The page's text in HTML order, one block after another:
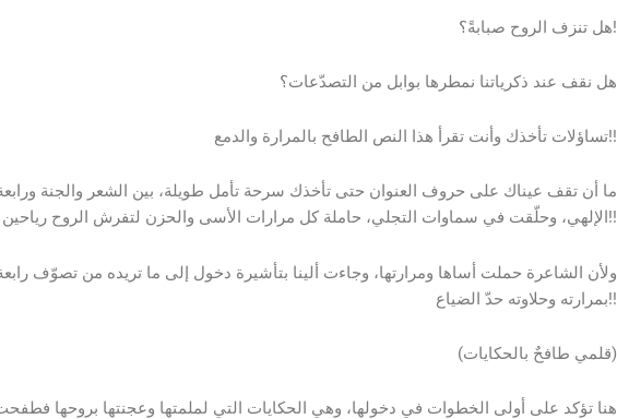
هل تنزف الروح صبابةً؟!
هل نقف عند ذكرياتنا نمطرها بوابل من التصدّعات؟
تساؤلات تأخذك وأنت تقرأ هذا النص الطافح بالمرارة والدمع!!
ما أن تقف عيناك على حروف العنوان حتى تأخذك سرحة تأمل طويلة، بين الشعر والجنة
الإلهي، وحلّقت في سماوات التجلي، حاملة كل مرارات الأسى والحزن لتفرش الروح رياحين حبٍ أزلي أمام معبود منحته كل شيء!!
ولأن الشاعرة حملت أساها ومرارتها، وجاءت ألينا بتأشيرة دخول إلى ما تريده من تصوّف
بمرارته وحلاوته حدّ الضياع!!
(قلمي طافحٌ بالحكايات)
هنا تؤكد على أولى الخطوات في دخولها، وهي الحكايات التي لملمتها وعجنتها بروحها فطفحت